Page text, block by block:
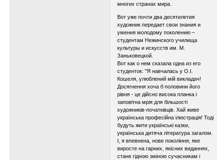
многих странах мира.
Вот уже почти два десятилетия
художник передает свои знания и
умения молодому поколению –
студентам Нежинского училища
культуры и искусств им. М.
Заньковецкой.
Вот как о нем сказала одна из его
студенток: "Я навчалась у О.І.
Кошеля, улюблений мій викладач!
Досягнення хоча б половини його
рівня - це дійсно висока планка і
заповітна мрія для більшості
художників-початківців. Хай живе
українська професійна ілюстрація! Тоді
будуть жити українські казки,
українська дитяча література загалом.
І, я впевнена, нове покоління, яке
виросте на гарних, якісних виданнях,
стане гідною зміною сучасникам і